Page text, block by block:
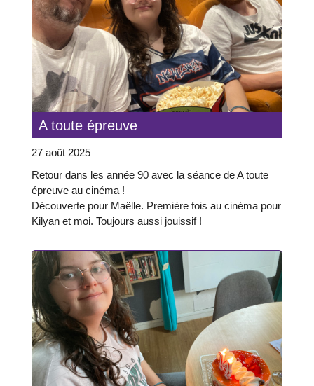
A toute épreuve
27 août 2025
Retour dans les année 90 avec la séance de A toute
épreuve au cinéma !
Découverte pour Maëlle. Première fois au cinéma pour
Kilyan et moi. Toujours aussi jouissif !